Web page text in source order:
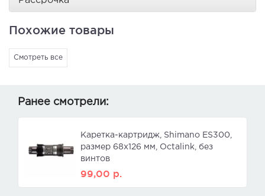
Похожие товары
Смотреть все
Ранее смотрели:
Каретка-картридж, Shimano ES300,
размер 68x126 мм, Octalink, без
винтов
99,00 р.